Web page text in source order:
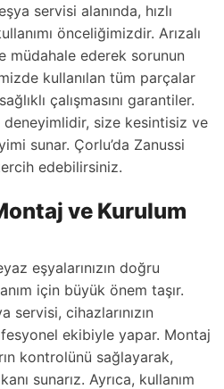
servisi alanında, hızlı
önceliğimizdir. Arızalı
müdahale ederek sorunun
kullanılan tüm parçalar
çalışmasını garantiler.
size kesintisiz ve
sunar. Çorlu’da Zanussi
edebilirsiniz.
ve Kurulum
eşyalarınızın doğru
için büyük önem taşır.
servisi, cihazlarınızın
ekibiyle yapar. Montaj
kontrolünü sağlayarak,
sunarız. Ayrıca, kullanım